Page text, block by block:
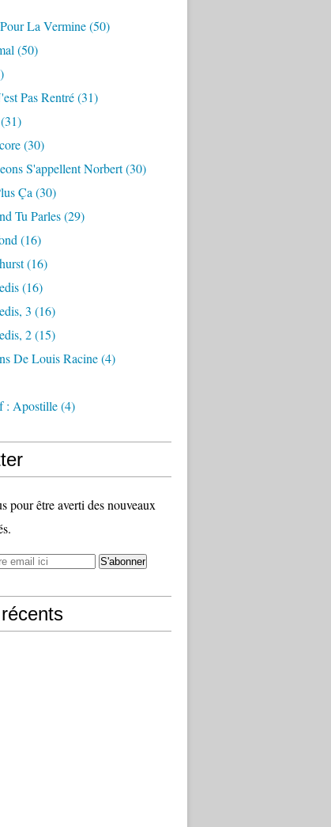
La Vermine(50)
(50)
Pas Rentré(31)
(31)
(30)
S'appellent Norbert(30)
Ça (30)
Tu Parles(29)
(16)
(16)
(16)
3 (16)
2(15)
De Louis Racine(4)
: Apostille(4)
pour être averti des nouveaux